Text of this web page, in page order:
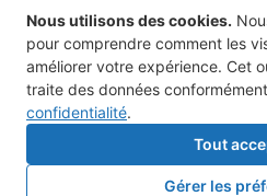
Nous utilisons des cookies.
pour comprendre comment les
améliorer votre expérience. Cet
traite des données
confidentialité.
Tout
Gérer les